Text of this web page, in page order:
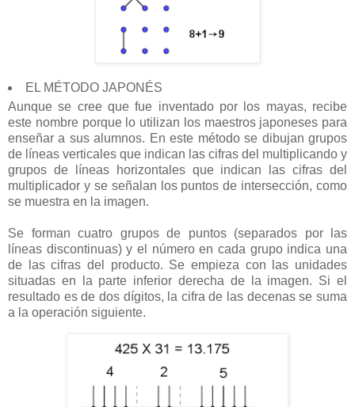
EL MÉTODO JAPONÉS
Aunque se cree que fue inventado por los mayas, recibe
este nombre porque lo utilizan los maestros japoneses para
enseñar a sus alumnos. En este método se dibujan grupos
de líneas verticales que indican las cifras del multiplicando y
grupos de líneas horizontales que indican las cifras del
multiplicador y se señalan los puntos de intersección, como
se muestra en la imagen.
Se forman cuatro grupos de puntos (separados por las
líneas discontinuas) y el número en cada grupo indica una
de las cifras del producto. Se empieza con las unidades
situadas en la parte inferior derecha de la imagen. Si el
resultado es de dos dígitos, la cifra de las decenas se suma
a la operación siguiente.